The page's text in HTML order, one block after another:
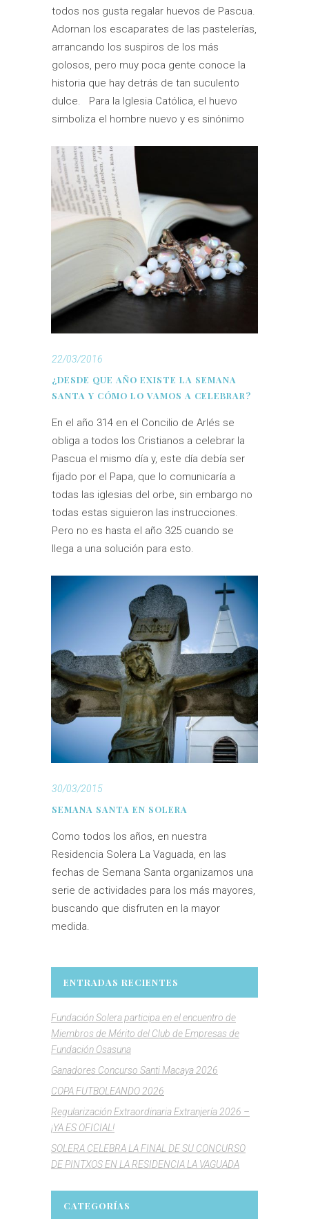
todos nos gusta regalar huevos de Pascua.
Adornan los escaparates de las pastelerías,
arrancando los suspiros de los más
golosos, pero muy poca gente conoce la
historia que hay detrás de tan suculento
dulce. Para la Iglesia Católica, el huevo
simboliza el hombre nuevo y es sinónimo
22/03/2016
¿DESDE QUE AÑO EXISTE LA SEMANA
SANTA Y CÓMO LO VAMOS A CELEBRAR?
En el año 314 en el Concilio de Arlés se
obliga a todos los Cristianos a celebrar la
Pascua el mismo día y, este día debía ser
fijado por el Papa, que lo comunicaría a
todas las iglesias del orbe, sin embargo no
todas estas siguieron las instrucciones.
Pero no es hasta el año 325 cuando se
llega a una solución para esto.
30/03/2015
SEMANA SANTA EN SOLERA
Como todos los años, en nuestra
Residencia Solera La Vaguada, en las
fechas de Semana Santa organizamos una
serie de actividades para los más mayores,
buscando que disfruten en la mayor
medida.
ENTRADAS RECIENTES
Fundación Solera participa en el encuentro de
Miembros de Mérito del Club de Empresas de
Fundación Osasuna
Ganadores Concurso Santi Macaya 2026
COPA FUTBOLEANDO 2026
Regularización Extraordinaria Extranjería 2026 –
¡YA ES OFICIAL!
SOLERA CELEBRA LA FINAL DE SU CONCURSO
DE PINTXOS EN LA RESIDENCIA LA VAGUADA
CATEGORÍAS